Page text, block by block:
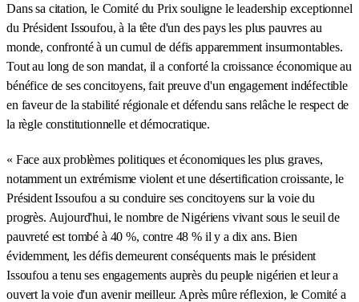
Dans sa citation, le Comité du Prix souligne le leadership exceptionnel
du Président Issoufou, à la tête d'un des pays les plus pauvres au
monde, confronté à un cumul de défis apparemment insurmontables.
Tout au long de son mandat, il a conforté la croissance économique au
bénéfice de ses concitoyens, fait preuve d'un engagement indéfectible
en faveur de la stabilité régionale et défendu sans relâche le respect de
la règle constitutionnelle et démocratique.
« Face aux problèmes politiques et économiques les plus graves,
notamment un extrémisme violent et une désertification croissante, le
Président Issoufou a su conduire ses concitoyens sur la voie du
progrès. Aujourd'hui, le nombre de Nigériens vivant sous le seuil de
pauvreté est tombé à 40 %, contre 48 % il y a dix ans. Bien
évidemment, les défis demeurent conséquents mais le président
Issoufou a tenu ses engagements auprès du peuple nigérien et leur a
ouvert la voie d'un avenir meilleur. Après mûre réflexion, le Comité a